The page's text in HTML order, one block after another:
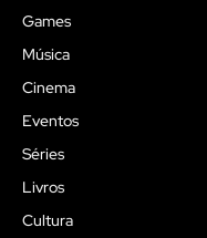
Games
Música
Cinema
Eventos
Séries
Livros
Cultura